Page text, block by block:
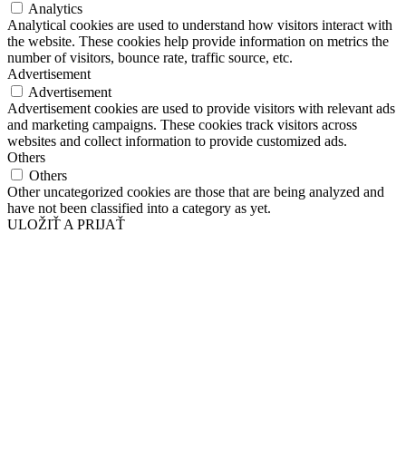
Analytics
Analytical cookies are used to understand how visitors interact with
the website. These cookies help provide information on metrics the
number of visitors, bounce rate, traffic source, etc.
Advertisement
Advertisement
Advertisement cookies are used to provide visitors with relevant ads
and marketing campaigns. These cookies track visitors across
websites and collect information to provide customized ads.
Others
Others
Other uncategorized cookies are those that are being analyzed and
have not been classified into a category as yet.
ULOŽIŤ A PRIJAŤ